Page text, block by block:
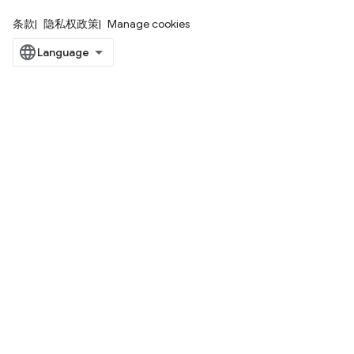
条款 隐私权政策 Manage cookies